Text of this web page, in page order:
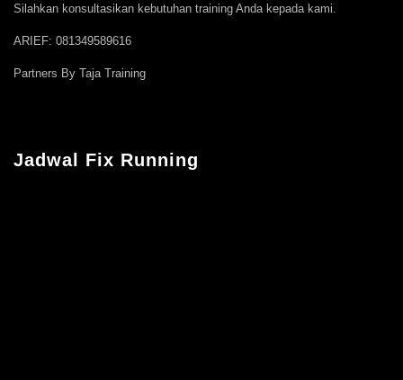
Silahkan konsultasikan kebutuhan training Anda kepada kami.
ARIEF: 081349589616
Partners By Taja Training
Jadwal Fix Running